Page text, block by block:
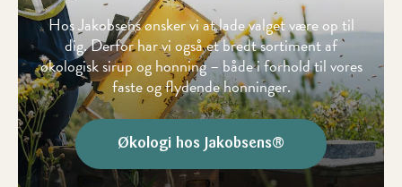
Hos Jakobsens ønsker vi at lade valget være op til
dig. Derfor har vi også et bredt sortiment af
økologisk sirup og honning – både i forhold til vores
faste og flydende honninger.
Økologi hos Jakobsens®